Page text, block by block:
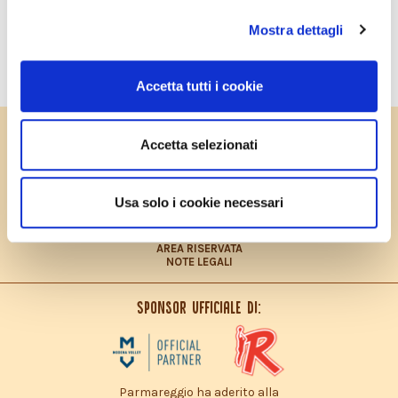
Mostra dettagli
Accetta tutti i cookie
Accetta selezionati
Usa solo i cookie necessari
SCOPRI TUTTE LE CERTIFICAZIONI
PRIVACY POLICY
CONTRIBUTO FEASR
CONTATTI
LAVORA CON NOI
PRIVACY POLICY – INFORMATIVA CONSUMATORI
AREA RISERVATA
NOTE LEGALI
Sponsor ufficiale di:
Parmareggio ha aderito alla